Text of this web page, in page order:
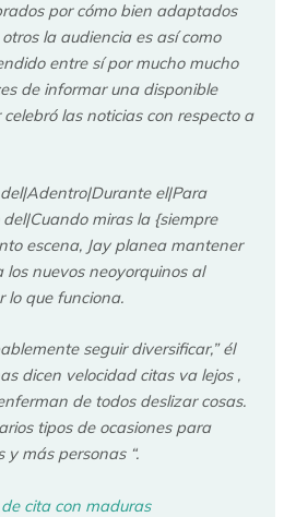
por cómo bien adaptados
la audiencia es así como
entre sí por mucho mucho
de informar una disponible
las noticias con respecto a
el|Para
miras la {siempre
escena, Jay planea mantener
nuevos neoyorquinos al
lo que funciona.
seguir diversificar,” él
dicen velocidad citas va lejos ,
de todos deslizar cosas.
tipos de ocasiones para
más personas “.
cita con maduras